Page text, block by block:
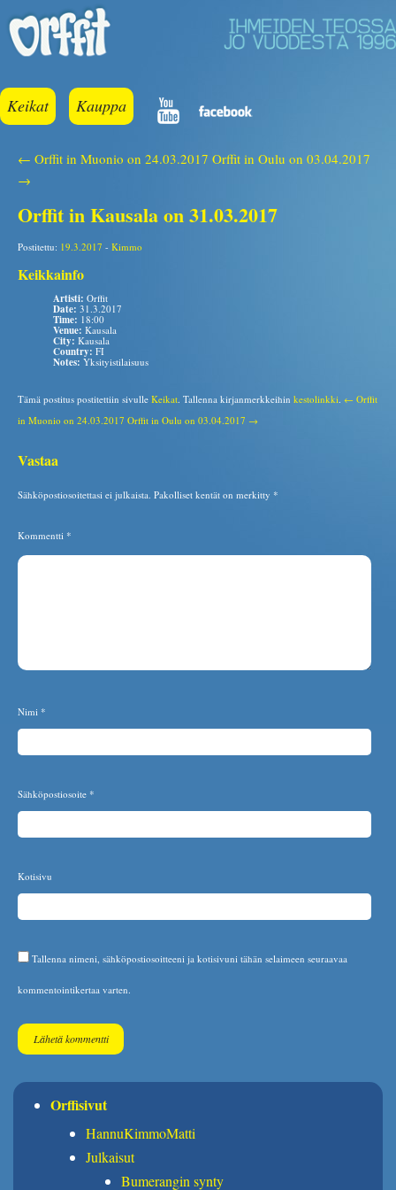
Keikat Kauppa
← Orffit in Muonio on 24.03.2017 Orffit in Oulu on 03.04.2017
→
Orffit in Kausala on 31.03.2017
Postitettu: 19.3.2017 - Kimmo
Keikkainfo
Artisti: Orffit
Date: 31.3.2017
Time: 18:00
Venue: Kausala
City: Kausala
Country: FI
Notes: Yksityistilaisuus
Tämä postitus postitettiin sivulle Keikat . Tallenna kirjanmerkkeihin kestolinkki ← Orffit
in Muonio on 24.03.2017 Orffit in Oulu on 03.04.2017 →
Vastaa
Sähköpostiosoitettasi ei julkaista. Pakolliset kentät on merkitty *
Kommentti *
Nimi *
Sähköpostiosoite *
Kotisivu
Tallenna nimeni, sähköpostiosoitteeni ja kotisivuni tähän selaimeen seuraavaa
kommentointikertaa varten.
Orffisivut
HannuKimmoMatti
Julkaisut
Bumerangin synty